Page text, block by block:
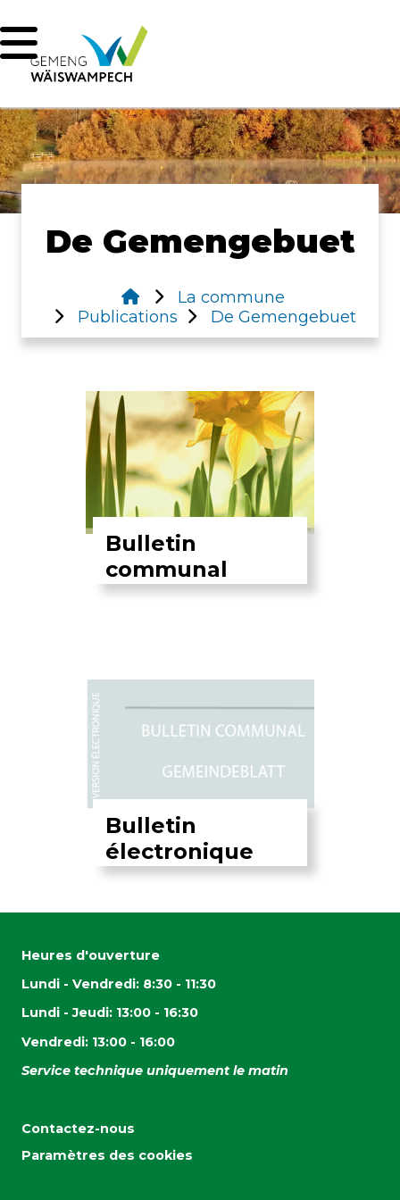
De Gemengebuet
De Gemengebuet
Publications
La commune
Bulletin
communal
Bulletin
électronique
Heures d'ouverture
Lundi - Vendredi: 8:30 - 11:30
Lundi - Jeudi: 13:00 - 16:30
Vendredi: 13:00 - 16:00
Service technique uniquement le matin
Contactez-nous
Paramètres des cookies